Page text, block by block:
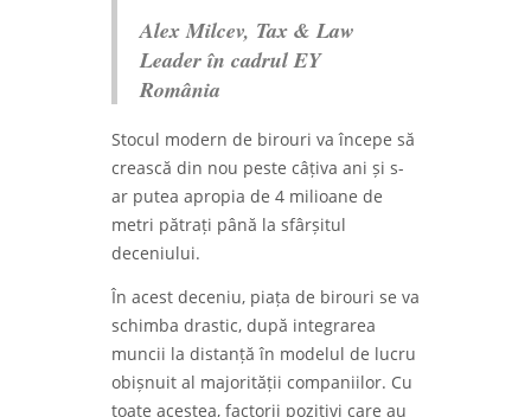
Alex Milcev, Tax & Law
Leader în cadrul EY
România
Stocul modern de birouri va începe să
crească din nou peste câțiva ani și s-
ar putea apropia de 4 milioane de
metri pătrați până la sfârșitul
deceniului.
În acest deceniu, piața de birouri se va
schimba drastic, după integrarea
muncii la distanță în modelul de lucru
obișnuit al majorității companiilor. Cu
toate acestea, factorii pozitivi care au